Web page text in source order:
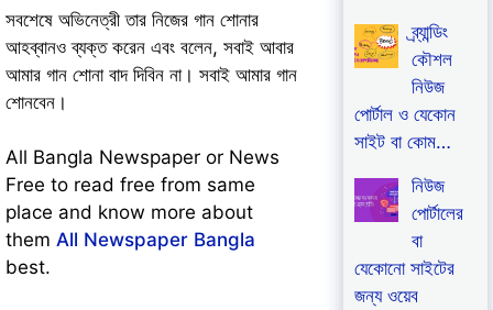
সবশেষে অভিনেত্রী তার নিজের গান শোনার
আহব্বানও ব্যক্ত করেন এবং বলেন, সবাই আবার
আমার গান শোনা বাদ দিবিন না। সবাই আমার গান
শোনবেন।
All Bangla Newspaper or News
Free to read free from same
place and know more about
them All Newspaper Bangla
best.
ব্র্যান্ডিং
কৌশল
নিউজ
পোর্টাল ও যেকোন
সাইট বা কোম…
নিউজ
পোর্টালের
বা
যেকোনো সাইটের
জন্য ওয়েব